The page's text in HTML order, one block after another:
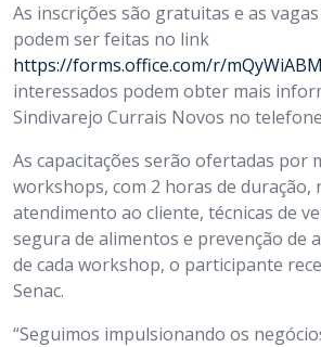
As inscrições são gratuitas e as
podem ser feitas no link
https://forms.office.com/r/
interessados podem obter mais
Sindivarejo Currais Novos no
As capacitações serão ofertadas por
workshops, com 2 horas de duração,
atendimento ao cliente, técnicas de
segura de alimentos e prevenção de
de cada workshop, o participante
Senac.
“Seguimos impulsionando os